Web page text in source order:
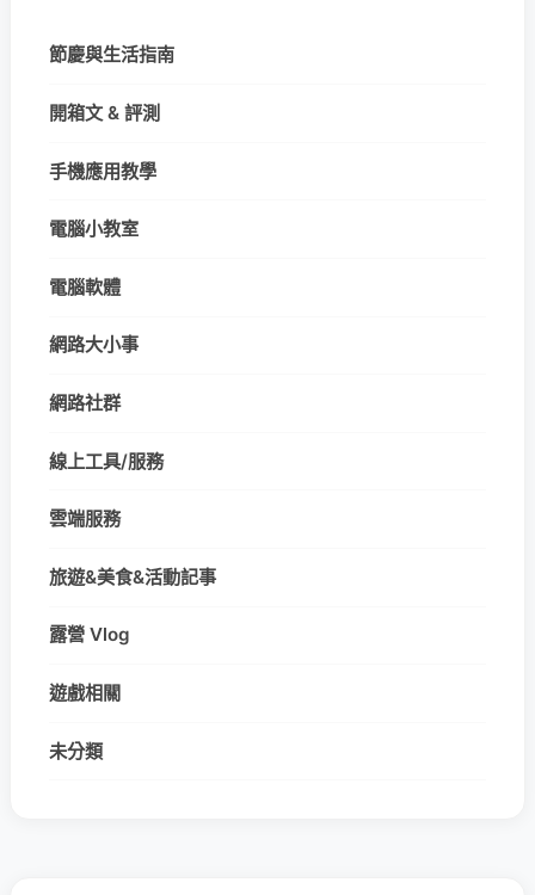
節慶與生活指南
開箱文 & 評測
手機應用教學
電腦小教室
電腦軟體
網路大小事
網路社群
線上工具/服務
雲端服務
旅遊&美食&活動記事
露營 Vlog
遊戲相關
未分類